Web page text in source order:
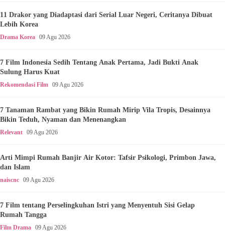
11 Drakor yang Diadaptasi dari Serial Luar Negeri, Ceritanya Dibuat
Lebih Korea
Drama Korea 09 Agu 2026
7 Film Indonesia Sedih Tentang Anak Pertama, Jadi Bukti Anak
Sulung Harus Kuat
Rekomendasi Film 09 Agu 2026
7 Tanaman Rambat yang Bikin Rumah Mirip Vila Tropis, Desainnya
Bikin Teduh, Nyaman dan Menenangkan
Relevant 09 Agu 2026
Arti Mimpi Rumah Banjir Air Kotor: Tafsir Psikologi, Primbon Jawa,
dan Islam
naiscnc 09 Agu 2026
7 Film tentang Perselingkuhan Istri yang Menyentuh Sisi Gelap
Rumah Tangga
Film Drama 09 Agu 2026